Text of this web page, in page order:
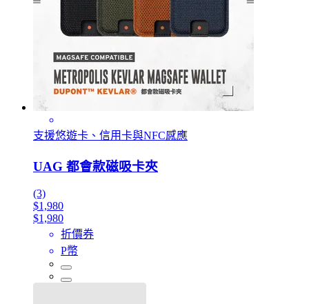
支援悠遊卡、信用卡與NFC感應
UAG 都會款磁吸卡夾
(3)
$1,980
$1,980
折價券
P幣